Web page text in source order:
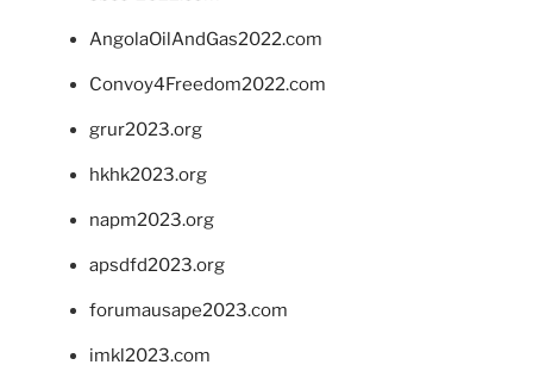
AngolaOilAndGas2022.com
Convoy4Freedom2022.com
grur2023.org
hkhk2023.org
napm2023.org
apsdfd2023.org
forumausape2023.com
imkl2023.com